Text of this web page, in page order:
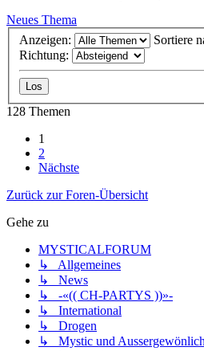
Neues Thema
Anzeigen:
Sortiere
Richtung:
128 Themen
1
2
Nächste
Zurück zur Foren-Übersicht
Gehe zu
MYSTICALFORUM
↳ Allgemeines
↳ News
↳ -«(( CH-PARTYS ))»-
↳ International
↳ Drogen
↳ Mystic und